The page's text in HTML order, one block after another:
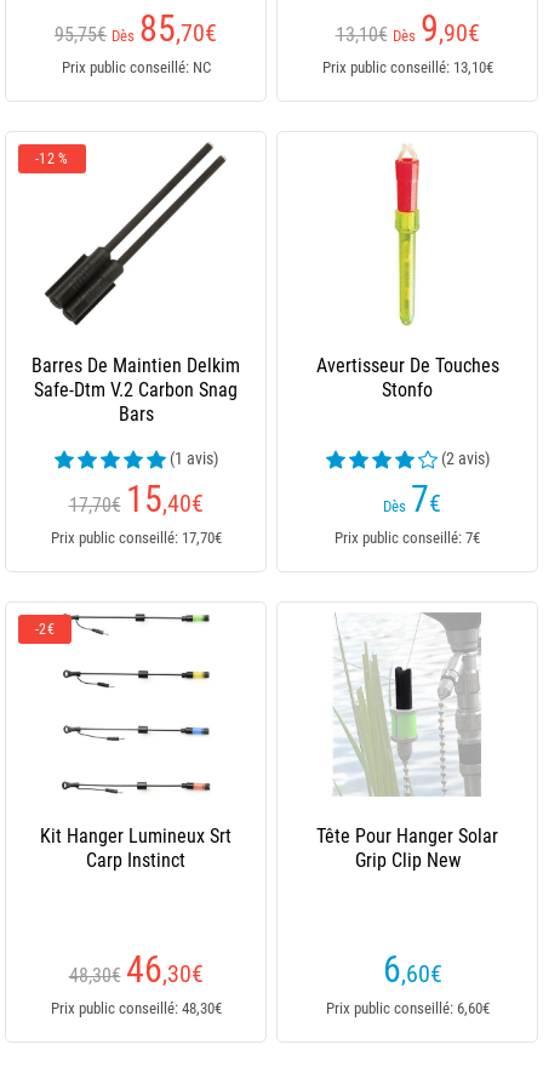
95,75€ Dès 85,70€
Prix public conseillé: NC
13,10€ Dès 9,90€
Prix public conseillé: 13,10€
-12 %
Barres De Maintien Delkim
Safe-Dtm V.2 Carbon Snag
Bars
(1 avis)
17,70€ 15,40€
Prix public conseillé: 17,70€
Avertisseur De Touches
Stonfo
(2 avis)
Dès 7€
Prix public conseillé: 7€
-2€
Kit Hanger Lumineux Srt
Carp Instinct
48,30€ 46,30€
Prix public conseillé: 48,30€
Tête Pour Hanger Solar
Grip Clip New
6,60€
Prix public conseillé: 6,60€